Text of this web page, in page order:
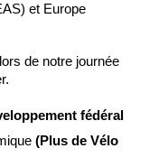
et Europe
de notre journée
fédéral
(Plus de Vélo